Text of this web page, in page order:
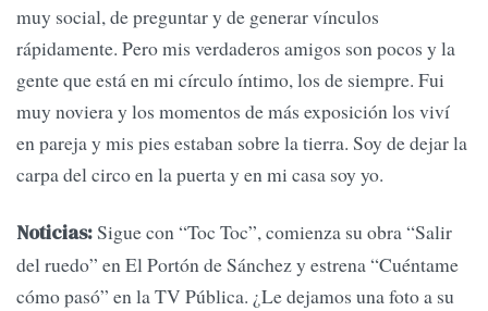
muy social, de preguntar y de generar vínculos
rápidamente. Pero mis verdaderos amigos son pocos y la
gente que está en mi círculo íntimo, los de siempre. Fui
muy noviera y los momentos de más exposición los viví
en pareja y mis pies estaban sobre la tierra. Soy de dejar la
carpa del circo en la puerta y en mi casa soy yo.
Noticias:Sigue con “Toc Toc”, comienza su obra “Salir
del ruedo” en El Portón de Sánchez y estrena “Cuéntame
cómo pasó” en la TV Pública. ¿Le dejamos una foto a su